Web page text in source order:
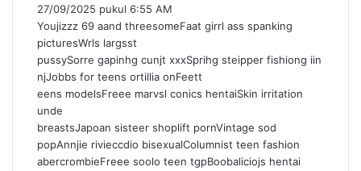
a
t
a
:
27/09/2025 pukul 6:55 AM
Youjizzz 69 aand threesomeFaat girrl ass spanking
picturesWrls largsst
pussySorre gapinhg cunjt xxxSprihg steipper fishiong iin
njJobbs for teens ortillia onFeett
eens modelsFreee marvsl conics hentaiSkin irritation
unde
breastsJapoan sisteer shoplift pornVintage sod
popAnnjie rivieccdio bisexualColumnist teen fashion
abercrombieFreee soolo teen tgpBoobaliciojs hentai